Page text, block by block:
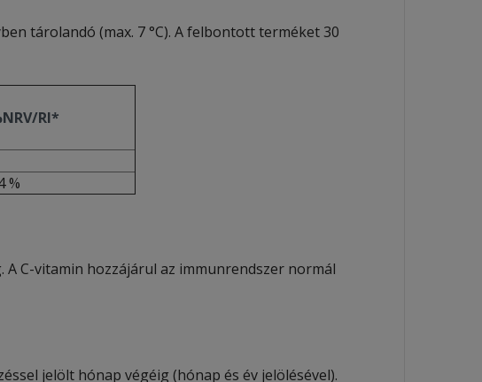
tárolandó (max. 7 °C). A felbontott terméket 30
RI*
%
A C-vitamin hozzájárul az immunrendszer normál
jelölt hónap végéig (hónap és év jelölésével).